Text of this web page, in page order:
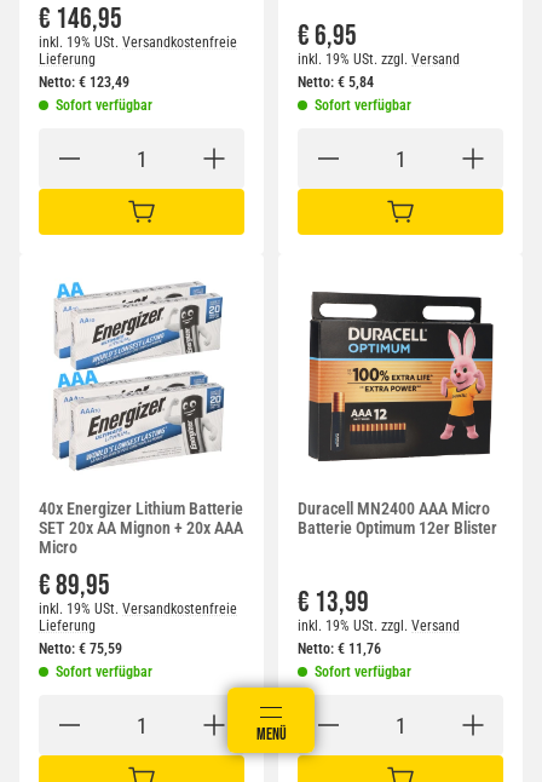
€ 146,95
inkl. 19% USt. Versandkostenfreie
Lieferung
Netto: € 123,49
Sofort verfügbar
IN DEN WARENKORB
€ 6,95
inkl. 19% USt. zzgl. Versand
Netto: € 5,84
Sofort verfügbar
IN DEN WARENKORB
40x Energizer Lithium Batterie
SET 20x AA Mignon + 20x AAA
Micro
€ 89,95
inkl. 19% USt. Versandkostenfreie
Lieferung
Netto: € 75,59
Sofort verfügbar
Duracell MN2400 AAA Micro
Batterie Optimum 12er Blister
€ 13,99
inkl. 19% USt. zzgl. Versand
Netto: € 11,76
Sofort verfügbar
MENÜ